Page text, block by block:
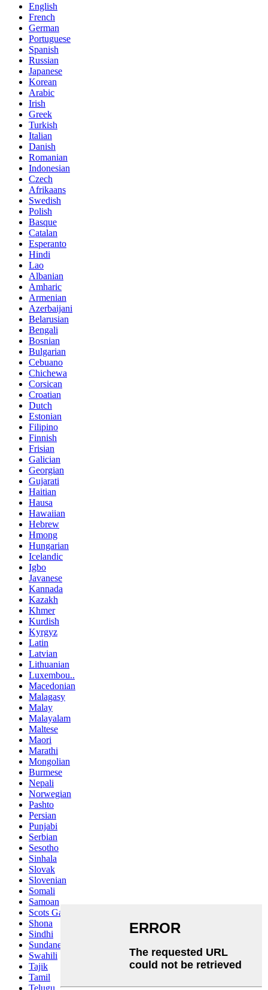
English
French
German
Portuguese
Spanish
Russian
Japanese
Korean
Arabic
Irish
Greek
Turkish
Italian
Danish
Romanian
Indonesian
Czech
Afrikaans
Swedish
Polish
Basque
Catalan
Esperanto
Hindi
Lao
Albanian
Amharic
Armenian
Azerbaijani
Belarusian
Bengali
Bosnian
Bulgarian
Cebuano
Chichewa
Corsican
Croatian
Dutch
Estonian
Filipino
Finnish
Frisian
Galician
Georgian
Gujarati
Haitian
Hausa
Hawaiian
Hebrew
Hmong
Hungarian
Icelandic
Igbo
Javanese
Kannada
Kazakh
Khmer
Kurdish
Kyrgyz
Latin
Latvian
Lithuanian
Luxembou..
Macedonian
Malagasy
Malay
Malayalam
Maltese
Maori
Marathi
Mongolian
Burmese
Nepali
Norwegian
Pashto
Persian
Punjabi
Serbian
Sesotho
Sinhala
Slovak
Slovenian
Somali
Samoan
Scots Gaelic
Shona
Sindhi
Sundanese
Swahili
Tajik
Tamil
Telugu